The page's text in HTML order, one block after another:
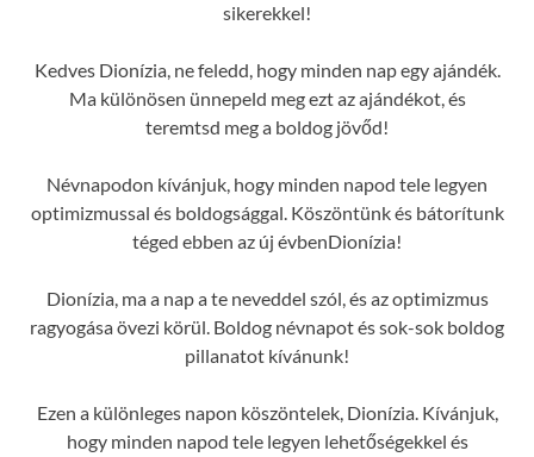
sikerekkel!
Kedves Dionízia, ne feledd, hogy minden nap egy ajándék.
Ma különösen ünnepeld meg ezt az ajándékot, és
teremtsd meg a boldog jövőd!
Névnapodon kívánjuk, hogy minden napod tele legyen
optimizmussal és boldogsággal. Köszöntünk és bátorítunk
téged ebben az új évbenDionízia!
Dionízia, ma a nap a te neveddel szól, és az optimizmus
ragyogása övezi körül. Boldog névnapot és sok-sok boldog
pillanatot kívánunk!
Ezen a különleges napon köszöntelek, Dionízia. Kívánjuk,
hogy minden napod tele legyen lehetőségekkel és